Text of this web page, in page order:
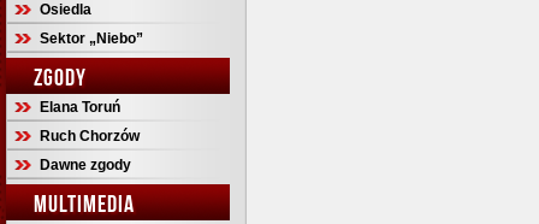
Osiedla
Sektor „Niebo”
ZGODY
Elana Toruń
Ruch Chorzów
Dawne zgody
MULTIMEDIA